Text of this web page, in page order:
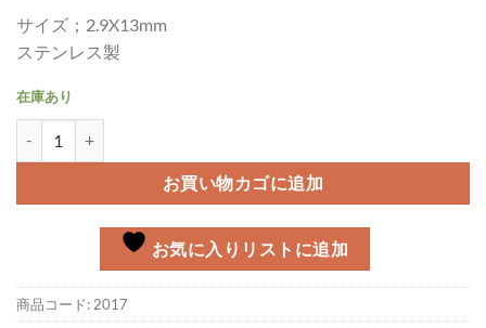
サイズ；2.9X13mm
ステンレス製
在庫あり
お買い物カゴに追加
お気に入りリストに追加
商品コード:2017